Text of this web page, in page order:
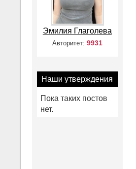
Эмилия Глаголева
Авторитет: 9931
Наши утверждения
Пока таких постов
нет.